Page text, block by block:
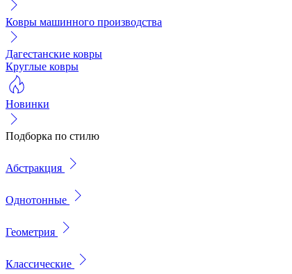
Ковры машинного производства
Дагестанские ковры
Круглые ковры
Новинки
Подборка по стилю
Абстракция
Однотонные
Геометрия
Классические